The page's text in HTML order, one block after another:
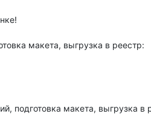
макета, выгрузка в реестр:
подготовка макета, выгрузка в